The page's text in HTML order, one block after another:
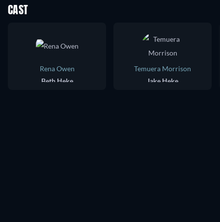
CAST
Rena Owen
Beth Heke
Temuera Morrison
Jake Heke